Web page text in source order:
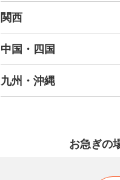
関西
中国・四国
九州・沖縄
お急ぎの